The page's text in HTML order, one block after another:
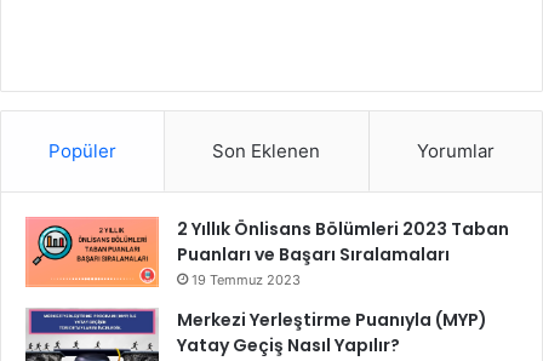
Popüler Son Eklenen Yorumlar
2 Yıllık Önlisans Bölümleri 2023 Taban
Puanları ve Başarı Sıralamaları
19 Temmuz 2023
Merkezi Yerleştirme Puanıyla (MYP)
Yatay Geçiş Nasıl Yapılır?